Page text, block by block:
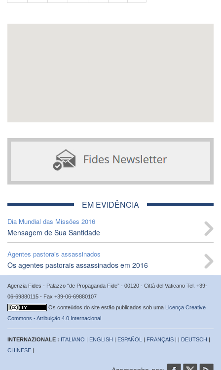
EM EVIDÊNCIA
Dia Mundial das Missões 2016
Mensagem de Sua Santidade
Agentes pastorais assassinados
Os agentes pastorais assassinados em 2016
Agenzia Fides - Palazzo “de Propaganda Fide” - 00120 - Città del Vaticano Tel. +39-
06-69880115 - Fax +39-06-69880107
Os conteúdos do site estão publicados sob uma Licença Creative
Commons - Atribuição 4.0 Internacional
INTERNAZIONALE : ITALIANO | ENGLISH | ESPAÑOL | FRANÇAIS | | DEUTSCH |
CHINESE |